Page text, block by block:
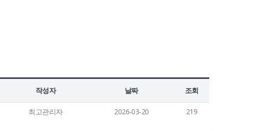
작성자 날짜 조회
최고관리자 2026-03-20 219